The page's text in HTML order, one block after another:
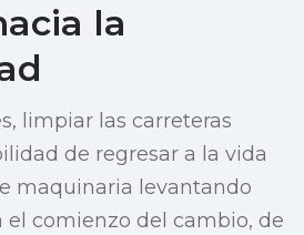
la
limpiar las carreteras
de regresar a la vida
maquinaria levantando
el comienzo del cambio, de